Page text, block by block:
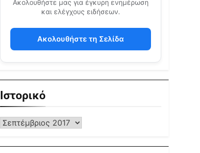
Ακολουθήστε μας για έγκυρη ενημέρωση
και ελέγχους ειδήσεων.
Ακολουθήστε τη Σελίδα
Ιστορικό